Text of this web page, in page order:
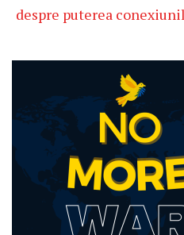
despre puterea